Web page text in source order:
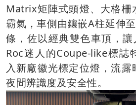
Matrix矩陣式頭燈、大格柵
霸氣，車側由鑲嵌A柱延伸
條，佐以經典雙色車頂，
Roc迷人的Coupe-like標誌
入新廠徽光標定位燈，流
夜間辨識度及安全性。